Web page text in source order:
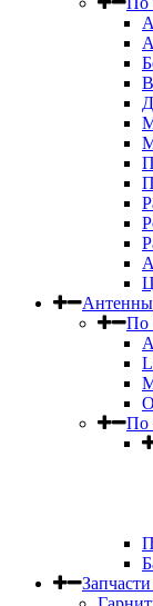
Антенны
По
По